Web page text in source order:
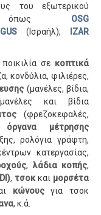
του εξωτερικού
όπως OSG
(Ισραήλ), IZAR
σε κοπτικά
κονδύλια, φιλιέρες,
(μανέλες, βίδια,
και βίδια
(φρεζοκεφαλές,
όργανα μέτρησης
ρολόγια γράφτη,
κατεργασίας,
, λάδια κοπής,
, τσοκκαι μορσέτα
κώνουςγια τσοκ
, κ.ά.